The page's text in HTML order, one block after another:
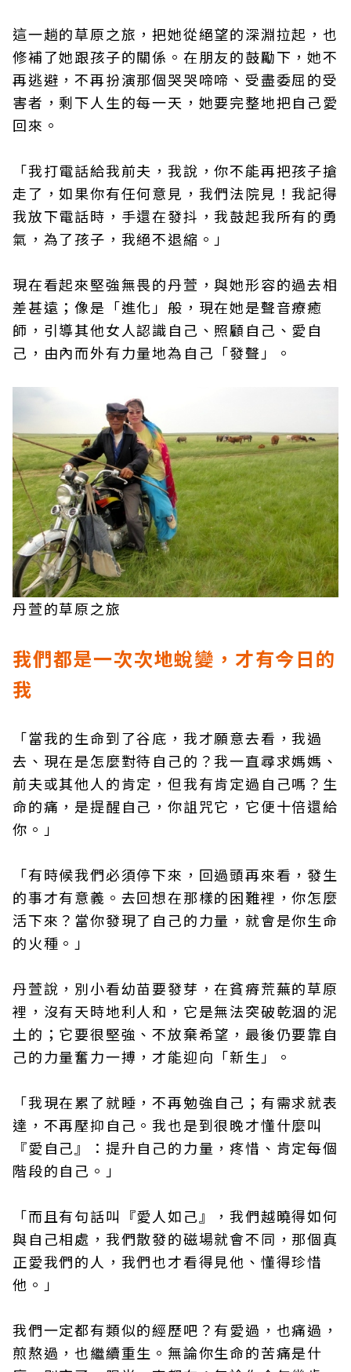
這一趟的草原之旅，把她從絕望的深淵拉起，也
修補了她跟孩子的關係。在朋友的鼓勵下，她不
再逃避，不再扮演那個哭哭啼啼、受盡委屈的受
害者，剩下人生的每一天，她要完整地把自己愛
回來。
「我打電話給我前夫，我說，你不能再把孩子搶
走了，如果你有任何意見，我們法院見！我記得
我放下電話時，手還在發抖，我鼓起我所有的勇
氣，為了孩子，我絕不退縮。」
現在看起來堅強無畏的丹萱，與她形容的過去相
差甚遠；像是「進化」般，現在她是聲音療癒
師，引導其他女人認識自己、照顧自己、愛自
己，由內而外有力量地為自己「發聲」。
丹萱的草原之旅
我們都是一次次地蛻變，才有今日的
我
「當我的生命到了谷底，我才願意去看，我過
去、現在是怎麼對待自己的？我一直尋求媽媽、
前夫或其他人的肯定，但我有肯定過自己嗎？生
命的痛，是提醒自己，你詛咒它，它便十倍還給
你。」
「有時候我們必須停下來，回過頭再來看，發生
的事才有意義。去回想在那樣的困難裡，你怎麼
活下來？當你發現了自己的力量，就會是你生命
的火種。」
丹萱說，別小看幼苗要發芽，在貧瘠荒蕪的草原
裡，沒有天時地利人和，它是無法突破乾涸的泥
土的；它要很堅強、不放棄希望，最後仍要靠自
己的力量奮力一搏，才能迎向「新生」。
「我現在累了就睡，不再勉強自己；有需求就表
達，不再壓抑自己。我也是到很晚才懂什麼叫
『愛自己』：提升自己的力量，疼惜、肯定每個
階段的自己。」
「而且有句話叫『愛人如己』，我們越曉得如何
與自己相處，我們散發的磁場就會不同，那個真
正愛我們的人，我們也才看得見他、懂得珍惜
他。」
我們一定都有類似的經歷吧？有愛過，也痛過，
煎熬過，也繼續重生。無論你生命的苦痛是什